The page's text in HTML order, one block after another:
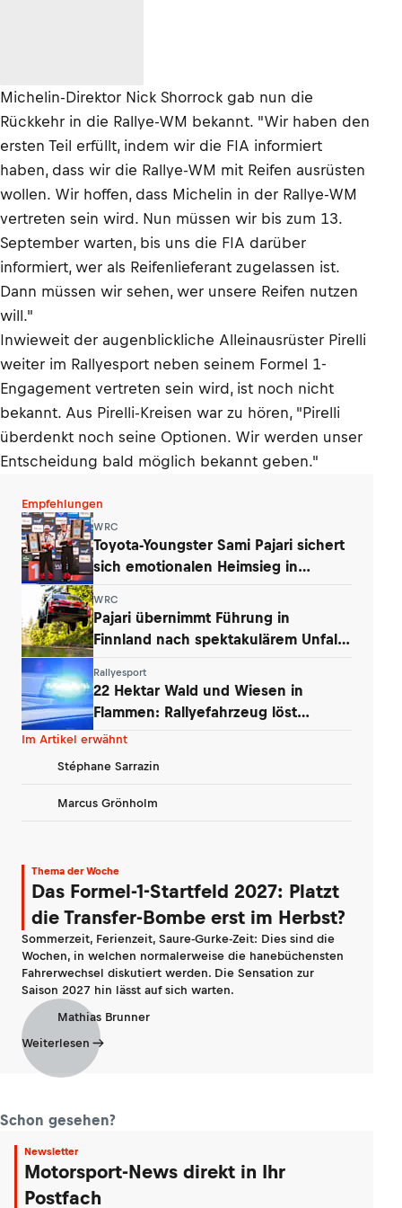
Michelin-Direktor Nick Shorrock gab nun die
Rückkehr in die Rallye-WM bekannt. "Wir haben den
ersten Teil erfüllt, indem wir die FIA informiert
haben, dass wir die Rallye-WM mit Reifen ausrüsten
wollen. Wir hoffen, dass Michelin in der Rallye-WM
vertreten sein wird. Nun müssen wir bis zum 13.
September warten, bis uns die FIA darüber
informiert, wer als Reifenlieferant zugelassen ist.
Dann müssen wir sehen, wer unsere Reifen nutzen
will."
Inwieweit der augenblickliche Alleinausrüster Pirelli
weiter im Rallyesport neben seinem Formel 1-
Engagement vertreten sein wird, ist noch nicht
bekannt. Aus Pirelli-Kreisen war zu hören, "Pirelli
überdenkt noch seine Optionen. Wir werden unser
Entscheidung bald möglich bekannt geben."
Empfehlungen
WRC
Toyota-Youngster Sami Pajari sichert
sich emotionalen Heimsieg in
WRC
Pajari übernimmt Führung in
Finnland nach spektakulärem Unfall
Rallyesport
22 Hektar Wald und Wiesen in
Flammen: Rallyefahrzeug löst
Großbrand aus
Im Artikel erwähnt
Stéphane Sarrazin
Marcus Grönholm
Thema der Woche
Das Formel-1-Startfeld 2027: Platzt
die Transfer-Bombe erst im Herbst?
Sommerzeit, Ferienzeit, Saure-Gurke-Zeit: Dies sind die
Wochen, in welchen normalerweise die hanebüchensten
Fahrerwechsel diskutiert werden. Die Sensation zur
Saison 2027 hin lässt auf sich warten.
Mathias Brunner
Weiterlesen
Schon gesehen?
Newsletter
Motorsport-News direkt in Ihr
Postfach